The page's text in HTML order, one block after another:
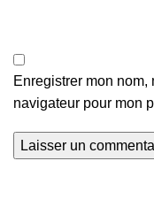
Enregistrer mon
navigateur pour mon